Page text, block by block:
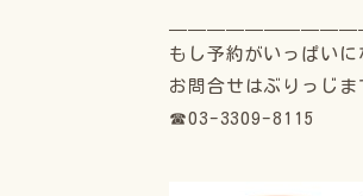
もし予約がいっぱい
お問合せはぶりっじま
☎03-3309-8115